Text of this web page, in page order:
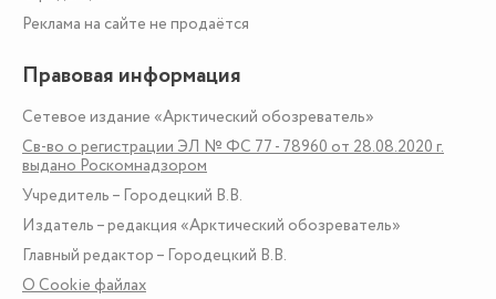
Реклама на сайте не продаётся
Правовая информация
Сетевое издание «Арктический обозреватель»
Св-во о регистрации ЭЛ № ФС 77 - 78960 от 28.08.2020 г.
выдано Роскомнадзором
Учредитель – Городецкий В.В.
Издатель – редакция «Арктический обозреватель»
Главный редактор – Городецкий В.В.
О Сookie файлах